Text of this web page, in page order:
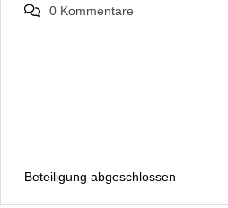
0 Kommentare
Beteiligung abgeschlossen